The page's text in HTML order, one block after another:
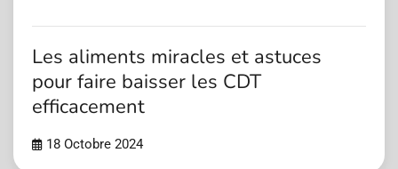
Les aliments miracles et astuces
pour faire baisser les CDT
efficacement
18 Octobre 2024